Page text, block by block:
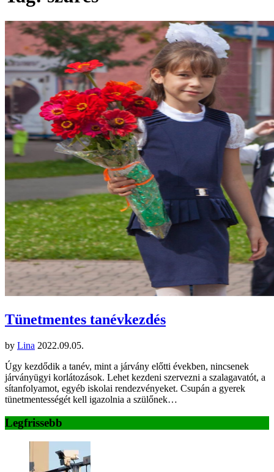
Tünetmentes tanévkezdés
by Lina 2022.09.05.
Úgy kezdődik a tanév, mint a járvány előtti években, nincsenek
járványügyi korlátozások. Lehet kezdeni szervezni a szalagavatót, a
sítanfolyamot, egyéb iskolai rendezvényeket. Csupán a gyerek
tünetmentességét kell igazolnia a szülőnek…
Legfrissebb